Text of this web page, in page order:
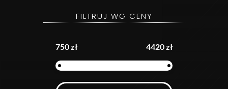
FILTRUJ WG CENY
750 zł 4420 zł